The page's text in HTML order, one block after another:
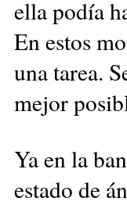
ella podía
En estos
una tarea.
mejor
Ya en la
estado de